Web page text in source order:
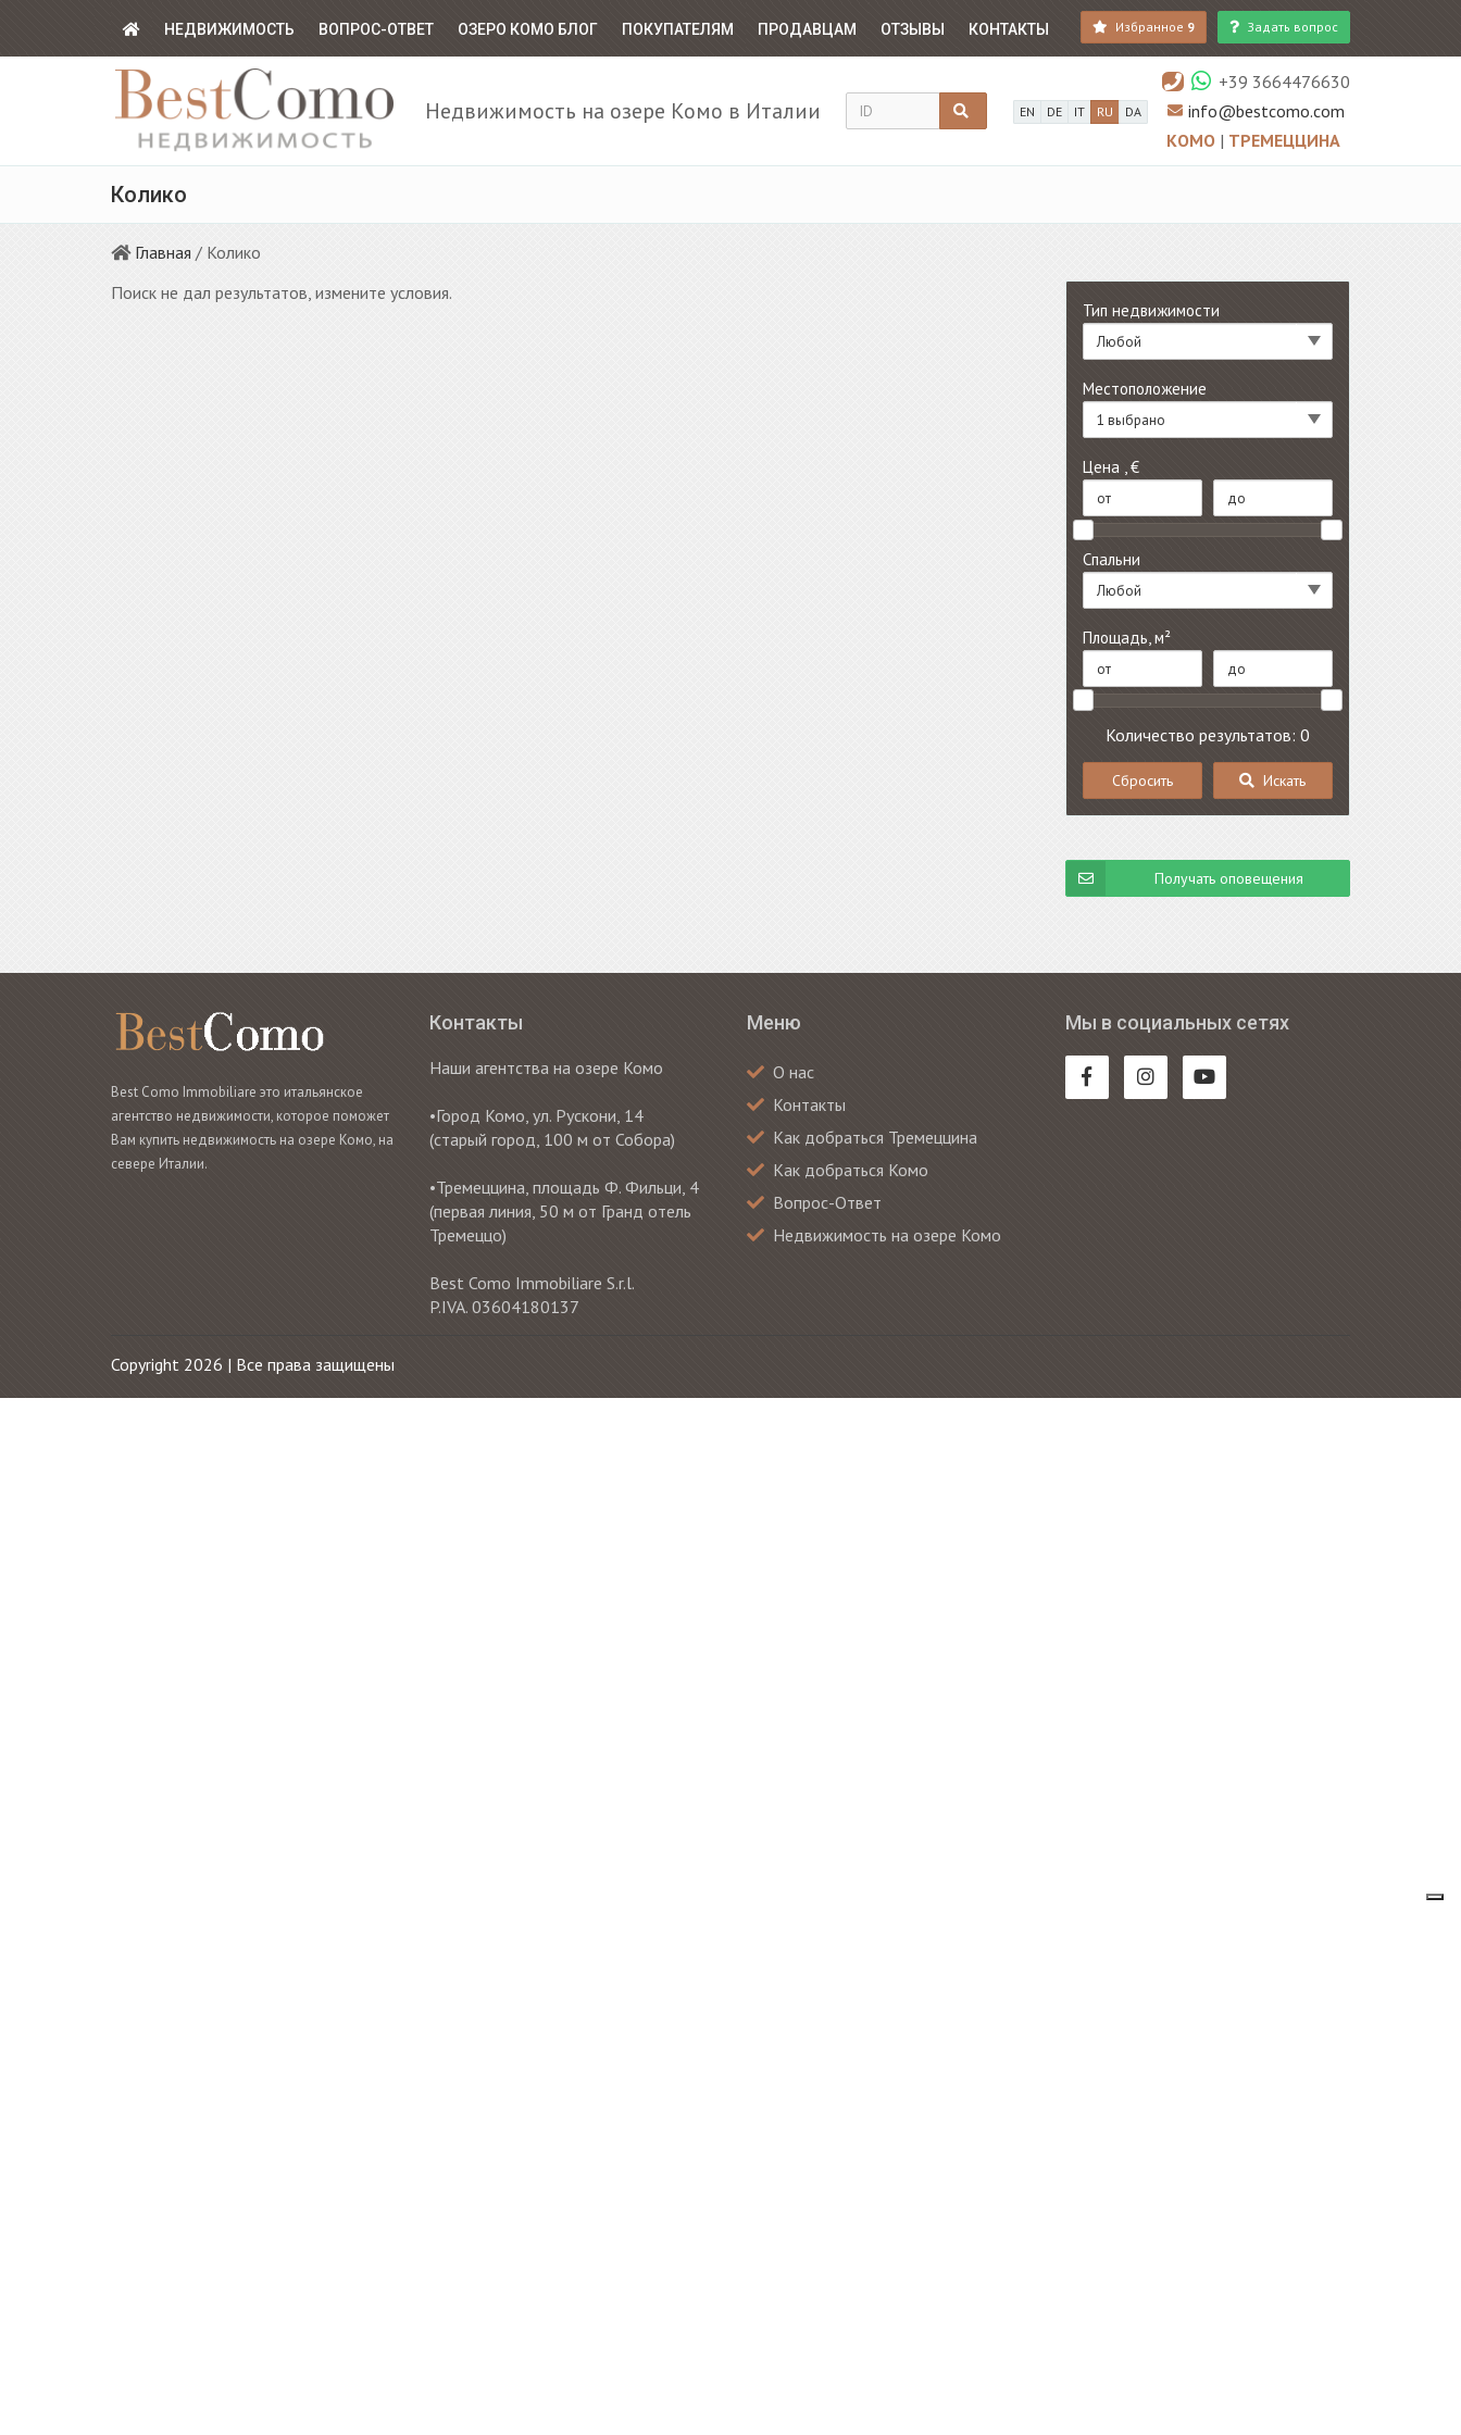
НЕДВИЖИМОСТЬ ВОПРОС-ОТВЕТ ОЗЕРО КОМО БЛОГ ПОКУПАТЕЛЯМ ПРОДАВЦАМ ОТЗЫВЫ КОНТАКТЫ Избранное 9 Задать вопрос
Недвижимость на озере Комо в Италии EN DE IT RU DA
+39 3664476630
info@bestcomo.com
КОМО | ТРЕМЕЦЦИНА
Колико
Главная / Колико
Поиск не дал результатов, измените условия.
Тип недвижимости
Любой
Местоположение
1 выбрано
Цена , €
Спальни
Любой
Площадь, м²
Количество результатов: 0
Сбросить Искать
Получать оповещения
Best Como Immobiliare это итальянское
агентство недвижимости, которое поможет
Вам купить недвижимость на озере Комо, на
севере Италии.
Контакты
Наши агентства на озере Комо
•Город Комо, ул. Рускони, 14
(старый город, 100 м от Собора)
•Тремеццина, площадь Ф. Фильци, 4
(первая линия, 50 м от Гранд отель
Тремеццо)
Best Como Immobiliare S.r.l.
P.IVA. 03604180137
Меню
О нас
Контакты
Как добраться Тремеццина
Как добраться Комо
Вопрос-Ответ
Недвижимость на озере Комо
Мы в социальных сетях
Copyright 2026 | Все права защищены